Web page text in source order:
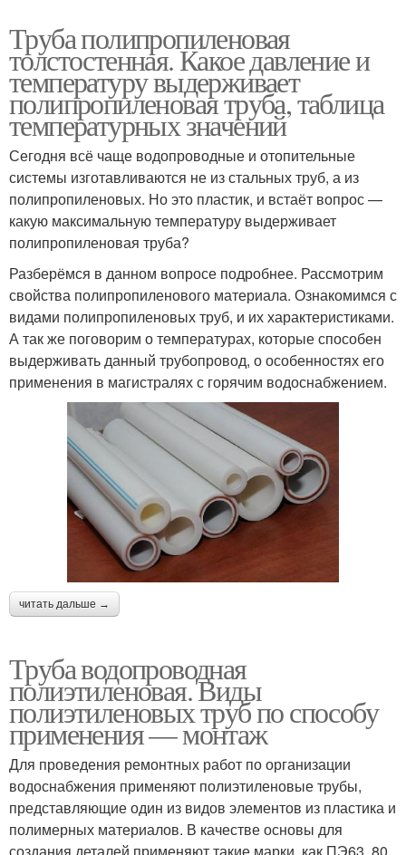
Труба полипропиленовая
толстостенная. Какое давление и
температуру выдерживает
полипропиленовая труба, таблица
температурных значений
Сегодня всё чаще водопроводные и отопительные
системы изготавливаются не из стальных труб, а из
полипропиленовых. Но это пластик, и встаёт вопрос —
какую максимальную температуру выдерживает
полипропиленовая труба?
Разберёмся в данном вопросе подробнее. Рассмотрим
свойства полипропиленового материала. Ознакомимся с
видами полипропиленовых труб, и их характеристиками.
А так же поговорим о температурах, которые способен
выдерживать данный трубопровод, о особенностях его
применения в магистралях с горячим водоснабжением.
читать дальше →
Труба водопроводная
полиэтиленовая. Виды
полиэтиленовых труб по способу
применения — монтаж
Для проведения ремонтных работ по организации
водоснабжения применяют полиэтиленовые трубы,
представляющие один из видов элементов из пластика и
полимерных материалов. В качестве основы для